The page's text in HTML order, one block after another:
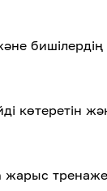
көтеретін